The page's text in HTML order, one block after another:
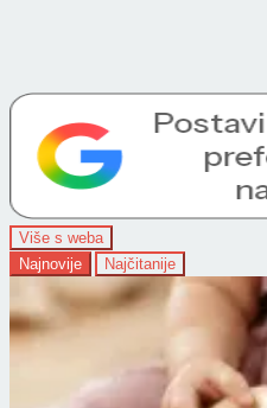
Više s weba
Najnovije
Najčitanije